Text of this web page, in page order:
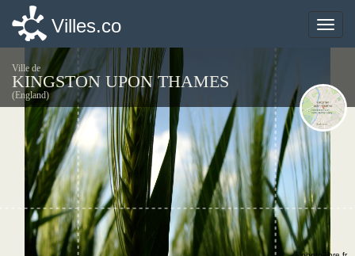
Toggle
Villes.co
Ville de
KINGSTON UPON THAMES
(England)
Toggle
Villes.co